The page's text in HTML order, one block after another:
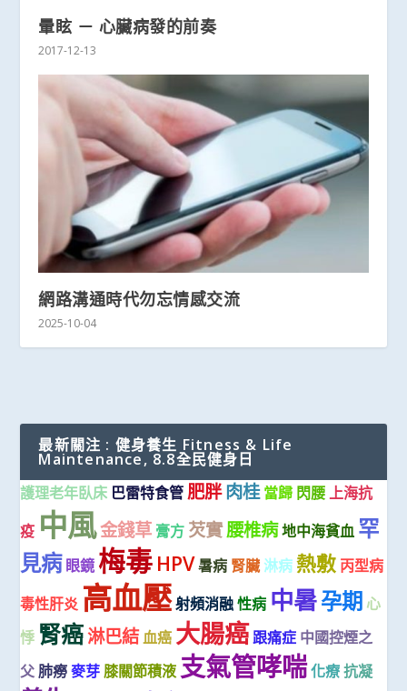
暈眩 － 心臟病發的前奏
2017-12-13
網路溝通時代勿忘情感交流
2025-10-04
最新關注 : 健身養生 Fitness & Life
Maintenance, 8.8全民健身日
護理老年臥床 巴雷特食管 肥胖肉桂 當歸 閃腰 上海抗
疫 中風金錢草 膏方 芡實腰椎病地中海貧血 罕
見病 眼鏡 梅毒 HPV暑病 腎臟 淋病 熱敷 丙型病
毒性肝炎 高血壓射頻消融 性病 中暑孕期 心
悸 腎癌淋巴結血癌 大腸癌跟痛症 中國控煙之
父 肺癆 麥芽 膝關節積液 支氣管哮喘化療 抗凝